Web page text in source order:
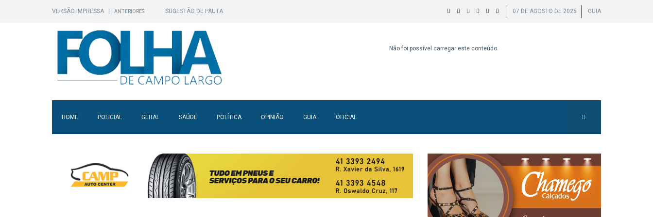
VERSÃO IMPRESSA ANTERIORES SUGESTÃO DE PAUTA 07 DE AGOSTO DE 2026 GUIA
Não foi possível carregar este conteúdo.
HOME POLICIAL GERAL SAÚDE POLÍTICA OPINIÃO GUIA OFICIAL